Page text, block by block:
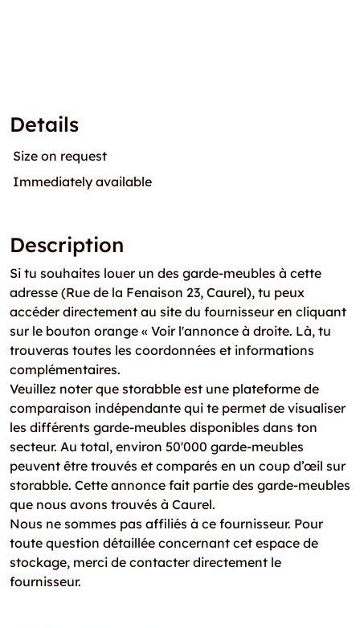
Details
Size on request
Immediately available
Description
Si tu souhaites louer un des garde-meubles à cette
adresse (Rue de la Fenaison 23, Caurel), tu peux
accéder directement au site du fournisseur en cliquant
sur le bouton orange « Voir l'annonce à droite. Là, tu
trouveras toutes les coordonnées et informations
complémentaires.
Veuillez noter que storabble est une plateforme de
comparaison indépendante qui te permet de visualiser
les différents garde-meubles disponibles dans ton
secteur. Au total, environ 50'000 garde-meubles
peuvent être trouvés et comparés en un coup d’œil sur
storabble. Cette annonce fait partie des garde-meubles
que nous avons trouvés à Caurel.
Nous ne sommes pas affiliés à ce fournisseur. Pour
toute question détaillée concernant cet espace de
stockage, merci de contacter directement le
fournisseur.